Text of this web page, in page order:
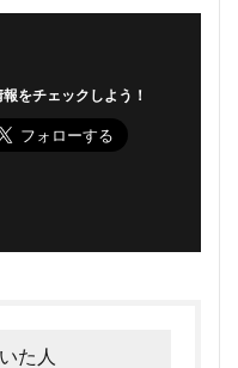
をチェックしよう！
た人